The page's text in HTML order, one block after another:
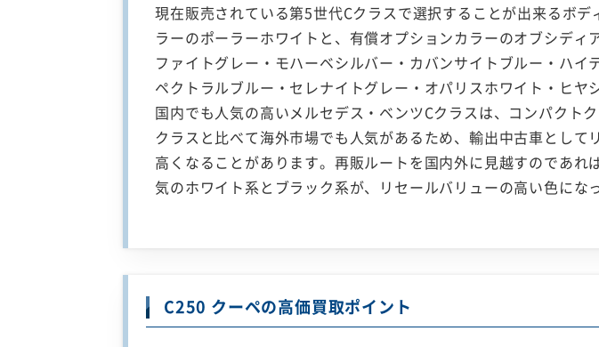
現在販売されている第5世代Cクラスで選択することが出来るボデ
ラーのポーラーホワイトと、有償オプションカラーのオブシディ
ファイトグレー・モハーベシルバー・カバンサイトブルー・ハイ
ペクトラルブルー・セレナイトグレー・オパリスホワイト・ヒヤ
国内でも人気の高いメルセデス・ベンツCクラスは、コンパクト
クラスと比べて海外市場でも人気があるため、輸出中古車とし
高くなることがあります。再販ルートを国内外に見越すのであれ
気のホワイト系とブラック系が、リセールバリューの高い色にな
C250 クーペの高価買取ポイント